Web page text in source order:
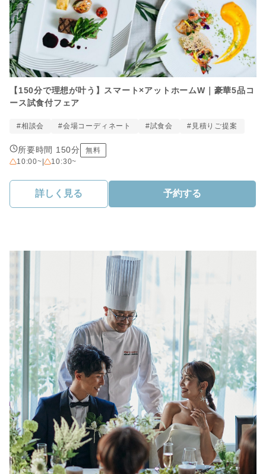
【150分で理想が叶う】スマート×アットホームW｜豪華5品コ
ース試食付フェア
#相談会 #会場コーディネート #試食会 #見積りご提案
所要時間 150分
無料
10:00~| 10:30~
詳しく見る 予約する